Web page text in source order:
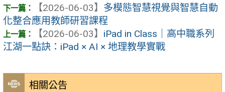
相關公告
【2026-06-03】 多模態智慧視覺與智慧自動
化整合應用教師研習課程
【2026-06-03】 iPad in Class｜高中職系列
江湖一點訣：iPad × AI × 地理教學實戰